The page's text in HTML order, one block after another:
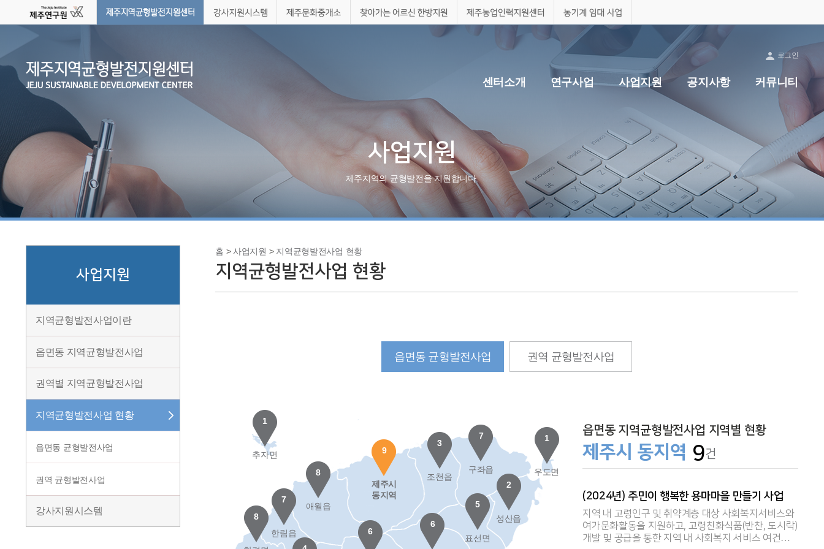
제주연구원 제주지역균형발전지원센터강사지원시스템 제주문화중개소 찾아가는어르신한방지원 제주농업인력지원센터 농기계임대사업
로그인
센터소개 연구사업 사업지원 공지사항 커뮤니티
사업지원
제주지역의균형발전을지원합니다.
사업지원
지역균형발전사업이란
읍면동지역균형발전사업
권역별지역균형발전사업
지역균형발전사업현황
읍면동균형발전사업
권역균형발전사업
강사지원시스템
홈 >사업지원 > 지역균형발전사업현황
지역균형발전사업현황
읍면동균형발전사업 권역균형발전사업
균형발전
제주시
동지역
9
6
구좌읍
7
조천읍
3
애월읍
8
한림읍
7
8
추자면
1
성산읍
2
표선면
5
6
우도면
1
읍면동지역균형발전사업지역별현황
제주시동지역 9건
(2016년)이도1동동네음악협동조합사업
문화프로그램제공및문화카페운영을통해지역의
문화여가서비스수준을제고.
(2016년)문화로만드는마을이야기사업
청소년층부터고령자까지함께하는프로그램을통해
문화를중심으로한지역공동체를형성합니다.
(2024년)주민이행복한용마마을만들기사업
지역내고령인구및취약계층대상사회복지서비스와
여가문화활동을지원하고,고령친화식품(반찬,도시락)
개발및공급을통한지역내사회복지서비스여건